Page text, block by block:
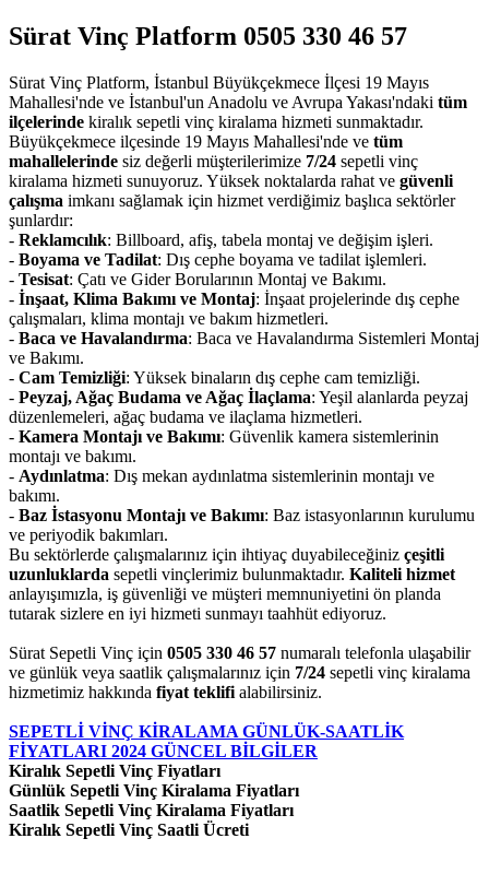
Sürat Vinç Platform 0505 330 46 57
Sürat Vinç Platform, İstanbul Büyükçekmece İlçesi 19 Mayıs
Mahallesi'nde ve İstanbul'un Anadolu ve Avrupa Yakası'ndaki tüm
ilçelerinde kiralık sepetli vinç kiralama hizmeti sunmaktadır.
Büyükçekmece ilçesinde 19 Mayıs Mahallesi'nde ve tüm
mahallelerinde siz değerli müşterilerimize 7/24 sepetli vinç
kiralama hizmeti sunuyoruz. Yüksek noktalarda rahat ve güvenli
çalışma imkanı sağlamak için hizmet verdiğimiz başlıca sektörler
şunlardır:
- Reklamcılık: Billboard, afiş, tabela montaj ve değişim işleri.
- Boyama ve Tadilat: Dış cephe boyama ve tadilat işlemleri.
- Tesisat: Çatı ve Gider Borularının Montaj ve Bakımı.
- İnşaat, Klima Bakımı ve Montaj: İnşaat projelerinde dış cephe
çalışmaları, klima montajı ve bakım hizmetleri.
- Baca ve Havalandırma: Baca ve Havalandırma Sistemleri Montaj
ve Bakımı.
- Cam Temizliği: Yüksek binaların dış cephe cam temizliği.
- Peyzaj, Ağaç Budama ve Ağaç İlaçlama: Yeşil alanlarda peyzaj
düzenlemeleri, ağaç budama ve ilaçlama hizmetleri.
- Kamera Montajı ve Bakımı: Güvenlik kamera sistemlerinin
montajı ve bakımı.
- Aydınlatma: Dış mekan aydınlatma sistemlerinin montajı ve
bakımı.
- Baz İstasyonu Montajı ve Bakımı: Baz istasyonlarının kurulumu
ve periyodik bakımları.
Bu sektörlerde çalışmalarınız için ihtiyaç duyabileceğiniz çeşitli
uzunluklarda sepetli vinçlerimiz bulunmaktadır. Kaliteli hizmet
anlayışımızla, iş güvenliği ve müşteri memnuniyetini ön planda
tutarak sizlere en iyi hizmeti sunmayı taahhüt ediyoruz.
Sürat Sepetli Vinç için 0505 330 46 57 numaralı telefonla ulaşabilir
ve günlük veya saatlik çalışmalarınız için 7/24 sepetli vinç kiralama
hizmetimiz hakkında fiyat teklifi alabilirsiniz.
SEPETLİ VİNÇ KİRALAMA GÜNLÜK-SAATLİK
FİYATLARI 2024 GÜNCEL BİLGİLER
Kiralık Sepetli Vinç Fiyatları
Günlük Sepetli Vinç Kiralama Fiyatları
Saatlik Sepetli Vinç Kiralama Fiyatları
Kiralık Sepetli Vinç Saatli Ücreti